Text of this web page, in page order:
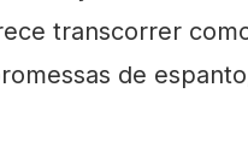
transcorrer
de